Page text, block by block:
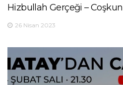
Hizbullah Gerçeği –
26 Nisan 2023